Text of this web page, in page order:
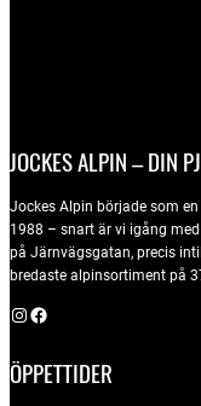
JOCKES ALPIN – DIN
Jockes Alpin började som
1988 – snart är vi igång
på Järnvägsgatan, precis
bredaste alpinsortiment på
Instagram Facebook
ÖPPETTIDER